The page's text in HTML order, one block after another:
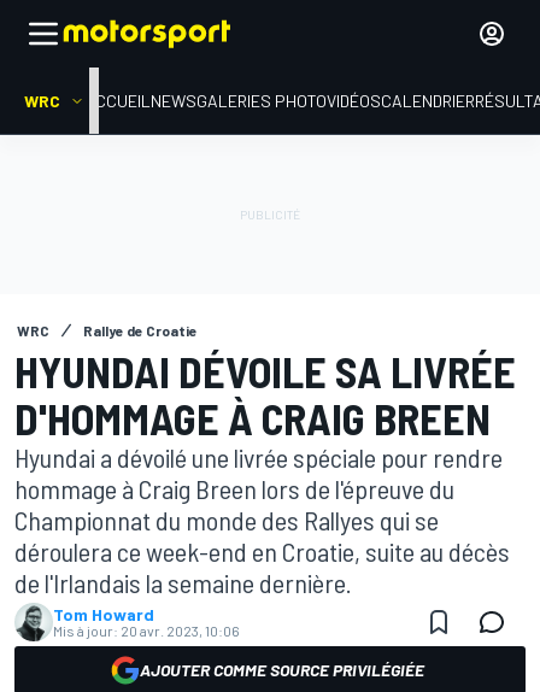
WRC ACCUEIL NEWSGALERIES PHOTOVIDÉOSCALENDRIER
WRC Rallye de Croatie
HYUNDAI DÉVOILE SA LIVRÉE
D'HOMMAGE À CRAIG BREEN
Hyundai a dévoilé une livrée spéciale pour rendre
hommage à Craig Breen lors de l'épreuve du
Championnat du monde des Rallyes qui se
déroulera ce week-end en Croatie, suite au décès
de l'Irlandais la semaine dernière.
Tom Howard
Mis à jour: 20 avr. 2023, 10:06
AJOUTER COMME SOURCE PRIVILÉGIÉE